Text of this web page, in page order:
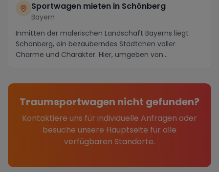
Sportwagen mieten in Schönberg
Bayern
Inmitten der malerischen Landschaft Bayerns liegt
Schönberg, ein bezauberndes Städtchen voller
Charme und Charakter. Hier, umgeben von
Traumsportwagen nicht gefunden?
Kontaktiere uns für individuelle Anfragen oder
besuche unsere Hauptseite für alle
verfügbaren Standorte.